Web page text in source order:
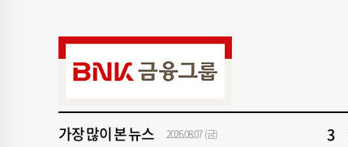
가장 많이 본 뉴스 2026.08.07 (금) 5